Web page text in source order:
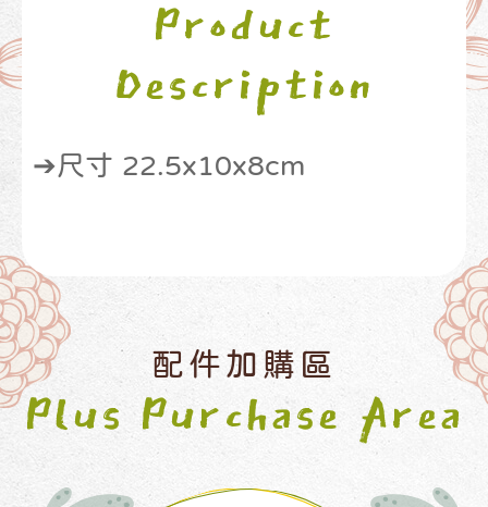
Product
Description
➔尺寸 22.5x10x8cm
配件加購區
Plus Purchase Area